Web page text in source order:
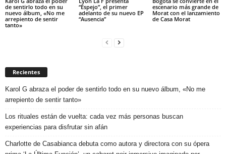
de sentirlo todo en su
nuevo álbum, «No me
arrepiento de sentir
tanto»
“Espejo”, el primer
adelanto de su nuevo EP
“Ausencia”
escenario más grande de
Morat con el lanzamiento
de Casa Morat
Recientes
Karol G abraza el poder de sentirlo todo en su nuevo álbum, «No me
arrepiento de sentir tanto»
Los rituales están de vuelta: cada vez más personas buscan
experiencias para disfrutar sin afán
Charlotte de Casabianca debuta como autora y directora con su ópera